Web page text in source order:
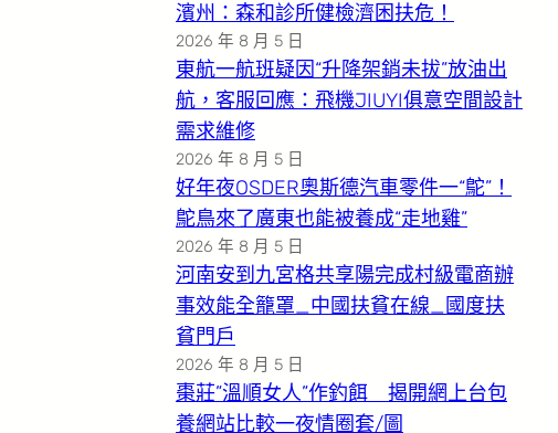
濱州：森和診所健檢濟困扶危！
2026 年 8 月 5 日
東航一航班疑因“升降架銷未拔”放油出
航，客服回應：飛機JIUYI俱意空間設計
需求維修
2026 年 8 月 5 日
好年夜OSDER奧斯德汽車零件一“鴕”！
鴕鳥來了廣東也能被養成“走地雞”
2026 年 8 月 5 日
河南安到九宮格共享陽完成村級電商辦
事效能全籠罩_中國扶貧在線_國度扶
貧門戶
2026 年 8 月 5 日
棗莊”溫順女人”作釣餌 揭開網上台包
養網站比較一夜情圈套/圖